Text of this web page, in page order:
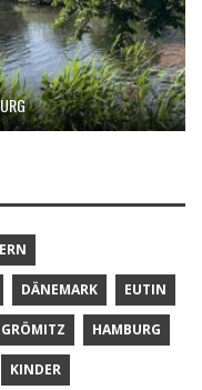
DÄNEMARK EUTIN
GRÖMITZ HAMBURG
KINDER